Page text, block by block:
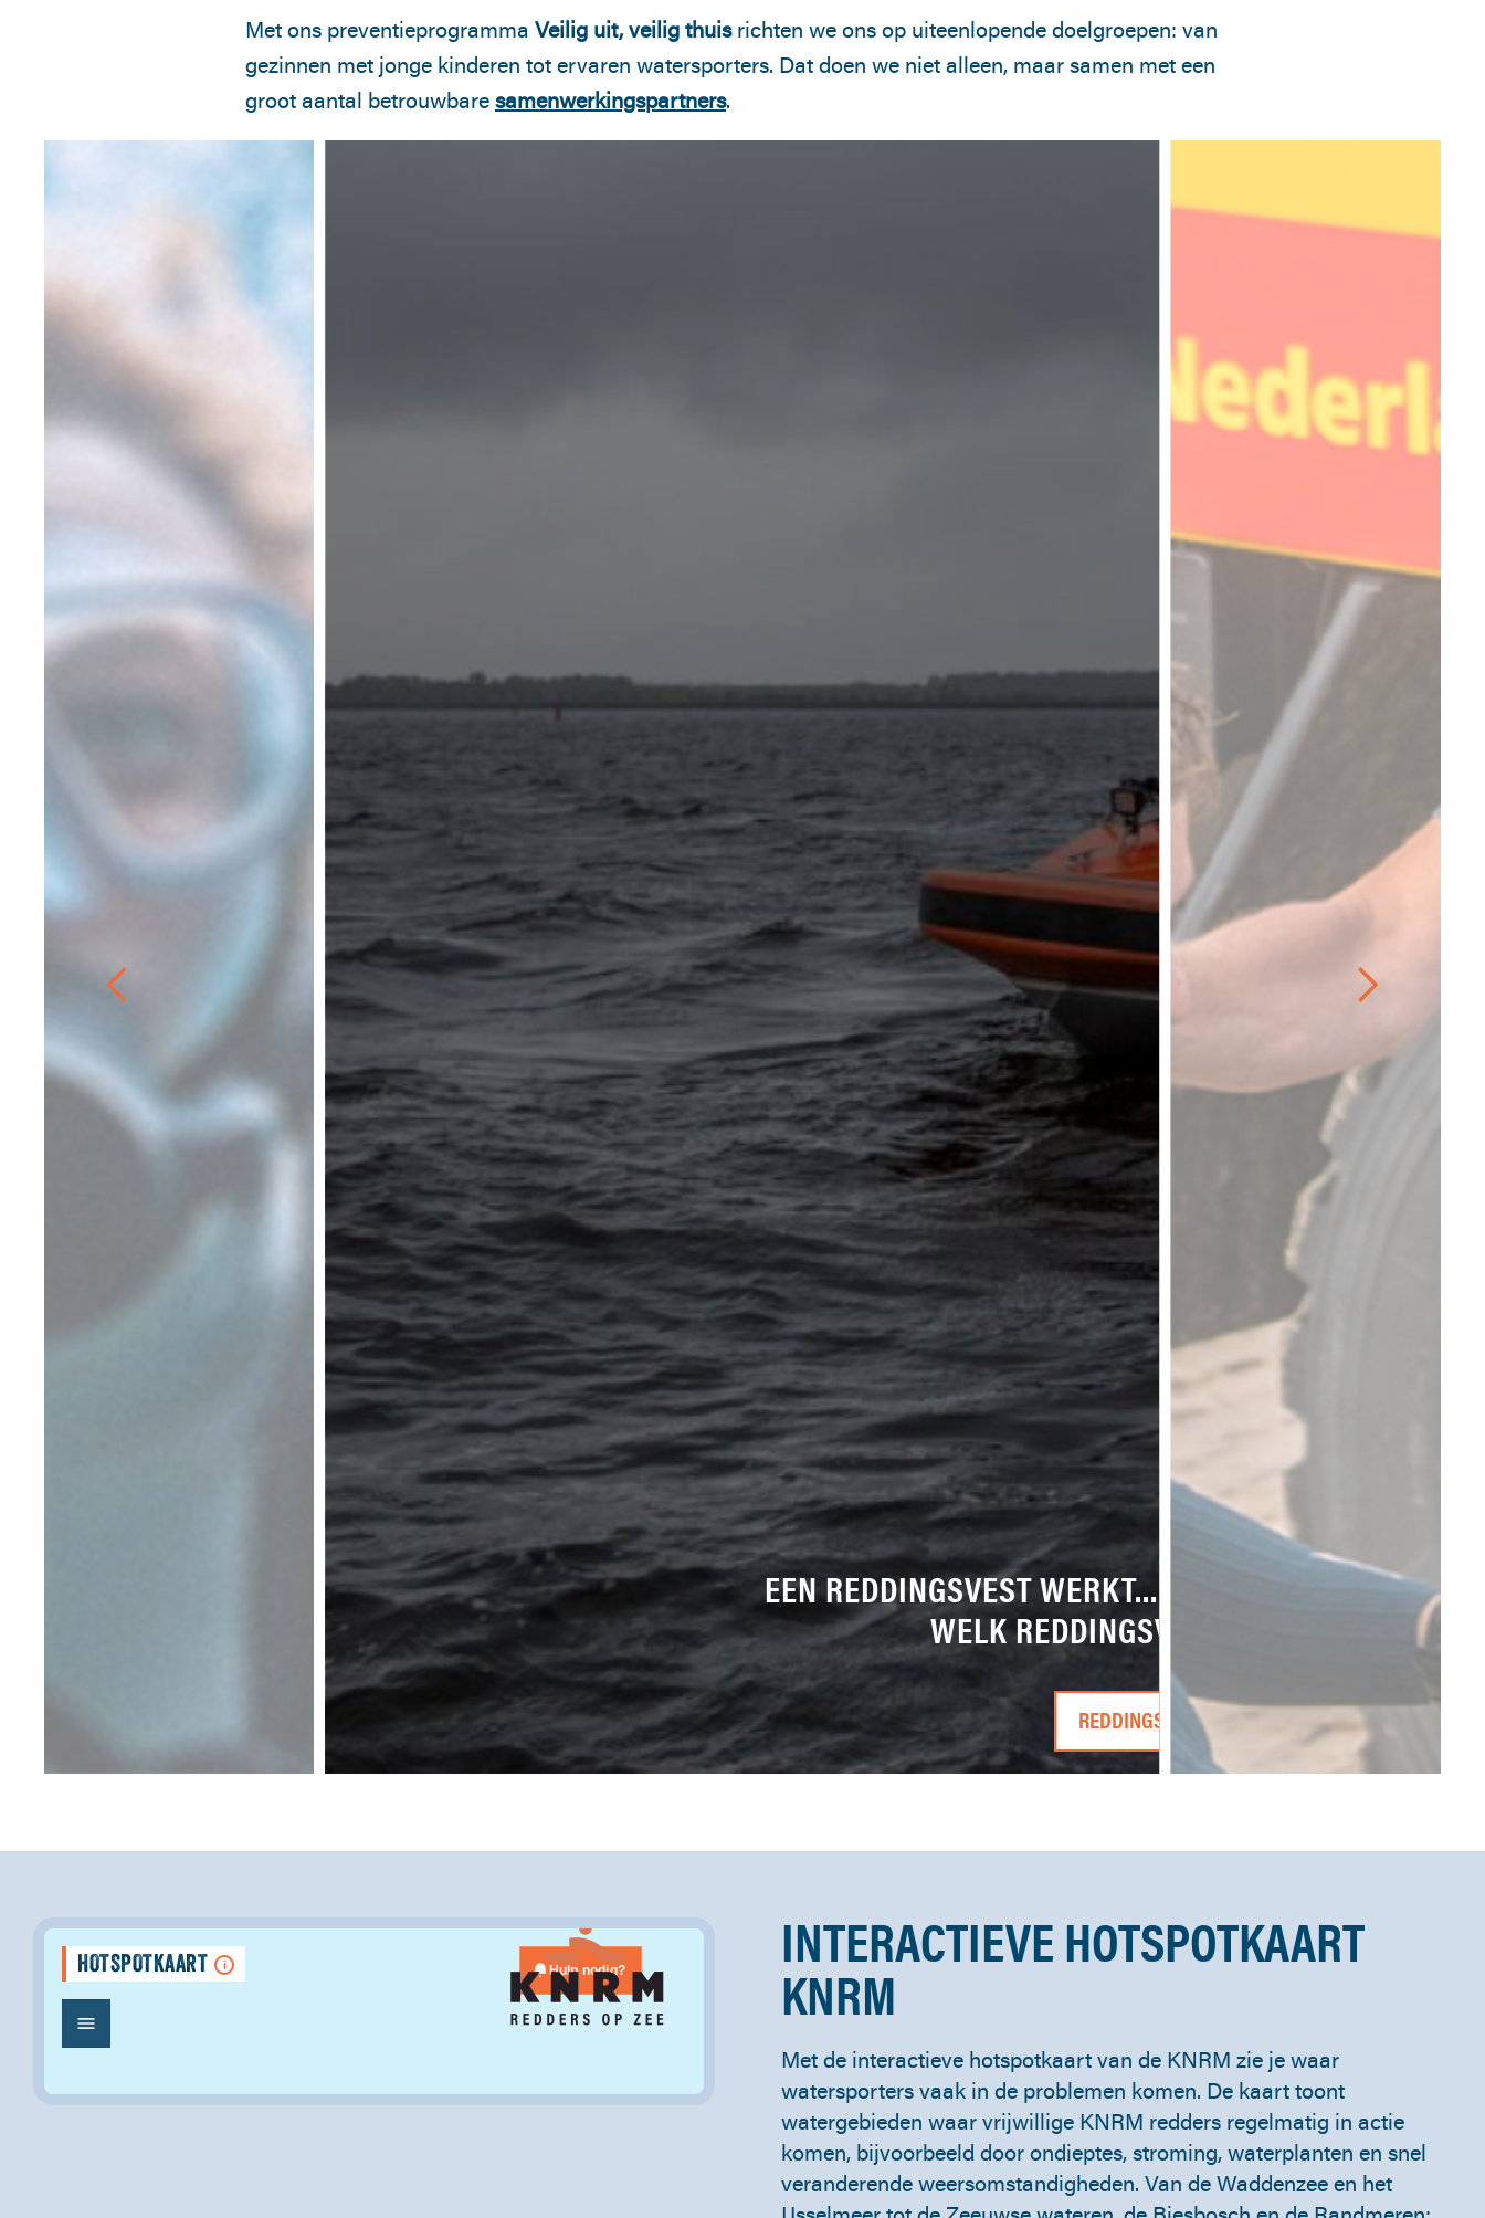
Met ons preventieprogramma Veilig uit, veilig thuisrichten we ons op uiteenlopende doelgroepen: van
gezinnen met jonge kinderen tot ervaren watersporters. Dat doen we niet alleen, maar samen met een
groot aantal betrouwbaresamenwerkingspartners.
EEN REDDINGSVEST WERKT... ALLEEN ALS JE HET
WELK REDDINGSVEST DRAAG JIJ?
REDDINGSVESTEN
VOORBEREID DUIKEN?
ONZE VEILIGHEIDSTIPS.
INTERACTIEVE HOTSPOTKAART
KNRM
Met de interactieve hotspotkaart van de KNRM zie je waar
watersporters vaak in de problemen komen. De kaart toont
watergebieden waar vrijwillige KNRM redders regelmatig in actie
komen, bijvoorbeeld door ondieptes, stroming, waterplanten en snel
veranderende weersomstandigheden. Van de Waddenzee en het